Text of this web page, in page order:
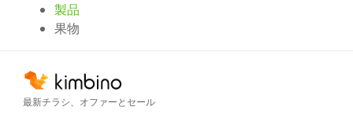
製品
果物
最新チラシ、オファーとセール